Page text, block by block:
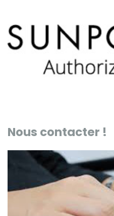
Nous contacter !